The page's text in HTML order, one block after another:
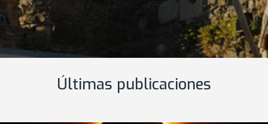
Últimas publicaciones